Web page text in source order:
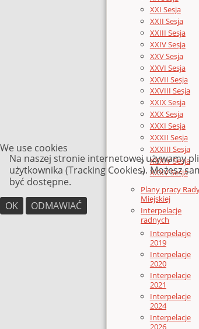
XXI Sesja
XXII Sesja
XXIII Sesja
XXIV Sesja
XXV Sesja
XXVI Sesja
XXVII Sesja
XXVIII Sesja
XXIX Sesja
XXX Sesja
XXXI Sesja
XXXII Sesja
XXXIII Sesja
XXXIV Sesja
XXXV Sesja
Plany pracy
Miejskiej
Interpelacje
radnych
Interpelacje
2019
Interpelacje
2020
Interpelacje
2021
Interpelacje
2024
Interpelacje
2026
We use cookies
Na naszej stronie internetowej używamy
użytkownika (Tracking Cookies). Możesz
być dostępne.
OK
ODMAWIAĆ